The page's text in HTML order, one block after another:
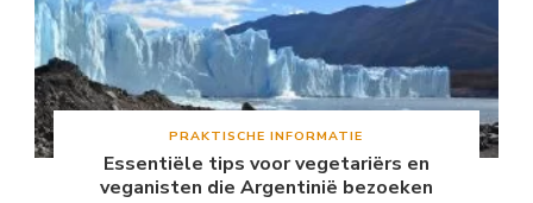
PRAKTISCHE INFORMATIE
Essentiële tips voor vegetariërs en
veganisten die Argentinië bezoeken